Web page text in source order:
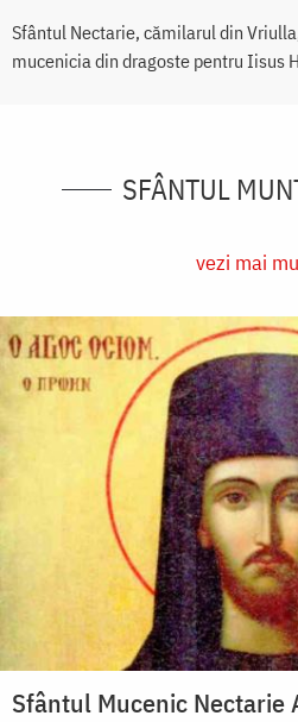
Sfântul Nectarie, cămilarul din
mucenicia din dragoste pentru Iisus
SFÂNTUL
vezi mai
Sfântul Mucenic